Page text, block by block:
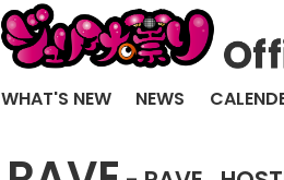
WHAT'S NEW NEWS